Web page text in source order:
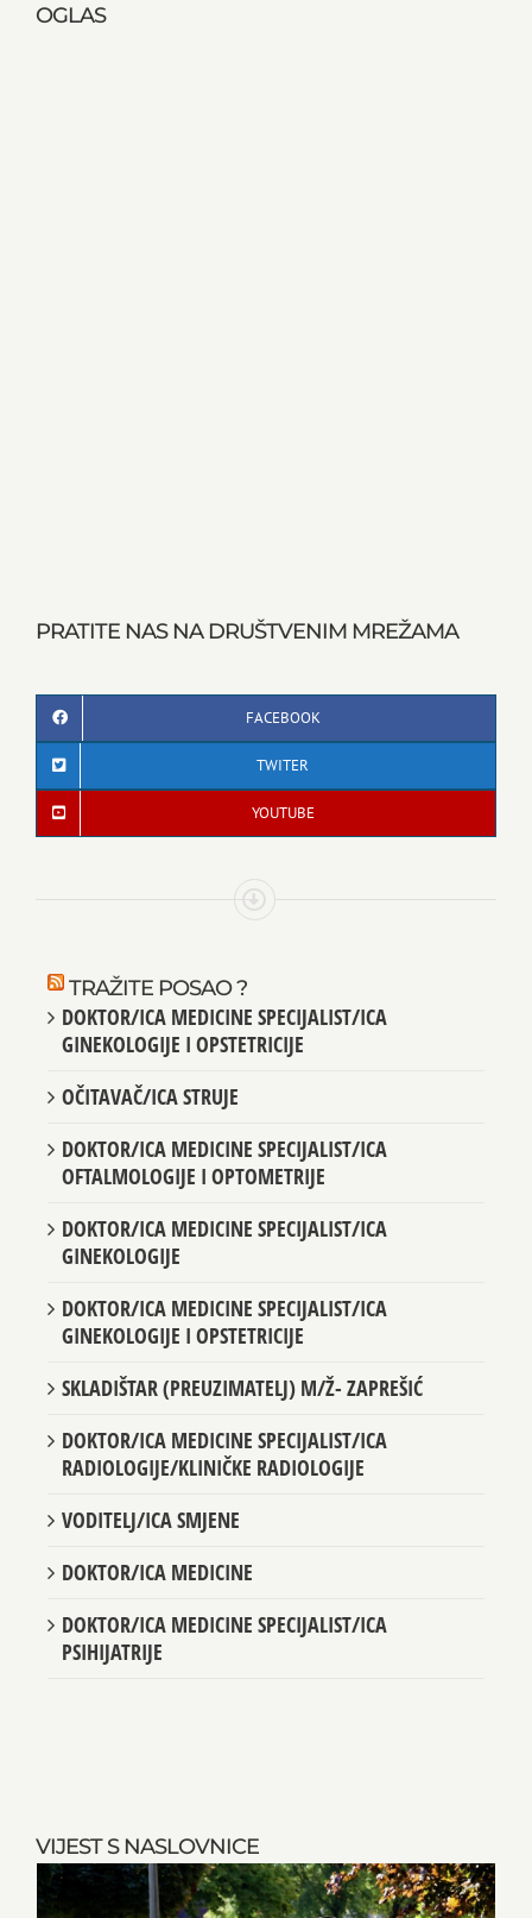
VIJEST S NASLOVNICE
OGLAS
PRATITE NAS NA DRUŠTVENIM MREŽAMA
FACEBOOK
TWITER
YOUTUBE
TRAŽITE POSAO ?
DOKTOR/ICA MEDICINE SPECIJALIST/ICA
GINEKOLOGIJE I OPSTETRICIJE
OČITAVAČ/ICA STRUJE
DOKTOR/ICA MEDICINE SPECIJALIST/ICA
OFTALMOLOGIJE I OPTOMETRIJE
DOKTOR/ICA MEDICINE SPECIJALIST/ICA
GINEKOLOGIJE
DOKTOR/ICA MEDICINE SPECIJALIST/ICA
GINEKOLOGIJE I OPSTETRICIJE
SKLADIŠTAR (PREUZIMATELJ) M/Ž- ZAPREŠIĆ
DOKTOR/ICA MEDICINE SPECIJALIST/ICA
RADIOLOGIJE/KLINIČKE RADIOLOGIJE
VODITELJ/ICA SMJENE
DOKTOR/ICA MEDICINE
DOKTOR/ICA MEDICINE SPECIJALIST/ICA
PSIHIJATRIJE